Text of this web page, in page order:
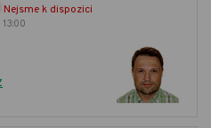
Nejsme k dispozici
13:00